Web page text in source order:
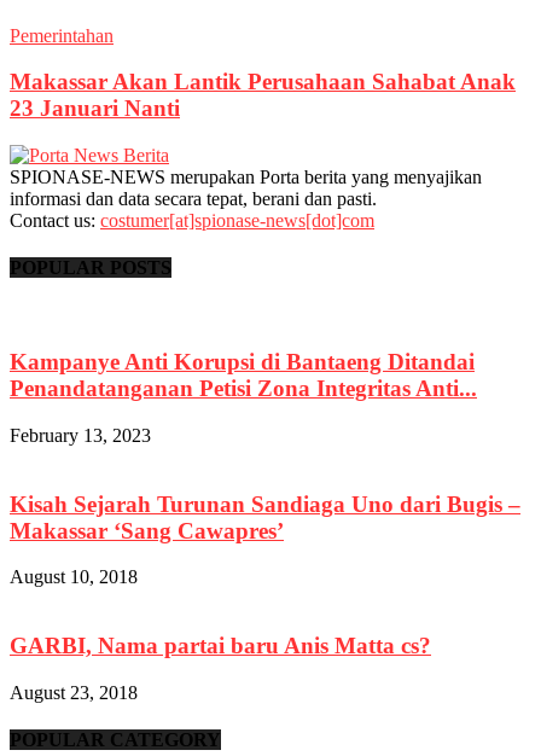
Pemerintahan
Makassar Akan Lantik Perusahaan Sahabat Anak
23 Januari Nanti
SPIONASE-NEWS merupakan Porta berita yang menyajikan
informasi dan data secara tepat, berani dan pasti.
Contact us: costumer[at]spionase-news[dot]com
POPULAR POSTS
Kampanye Anti Korupsi di Bantaeng Ditandai
Penandatanganan Petisi Zona Integritas Anti...
February 13, 2023
Kisah Sejarah Turunan Sandiaga Uno dari Bugis –
Makassar ‘Sang Cawapres’
August 10, 2018
GARBI, Nama partai baru Anis Matta cs?
August 23, 2018
POPULAR CATEGORY